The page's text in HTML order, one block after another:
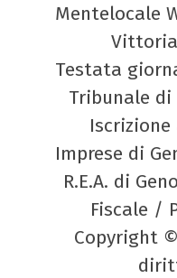
Mentelocale
Testata
Tribunale di
Imprese di
R.E.A. di
Fiscale /
Copyright